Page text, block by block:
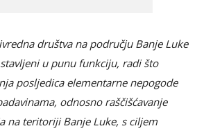
društva na području Banje Luke
u punu funkciju, radi što
posljedica elementarne nepogode
odnosno raščišćavanje
na teritoriji Banje Luke, s ciljem